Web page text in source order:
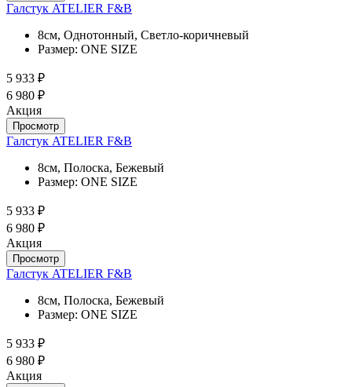
Галстук ATELIER F&B
8см, Однотонный, Светло-коричневый
Размер: ONE SIZE
5 933 ₽
6 980 ₽
Акция
Просмотр
Галстук ATELIER F&B
8см, Полоска, Бежевый
Размер: ONE SIZE
5 933 ₽
6 980 ₽
Акция
Просмотр
Галстук ATELIER F&B
8см, Полоска, Бежевый
Размер: ONE SIZE
5 933 ₽
6 980 ₽
Акция